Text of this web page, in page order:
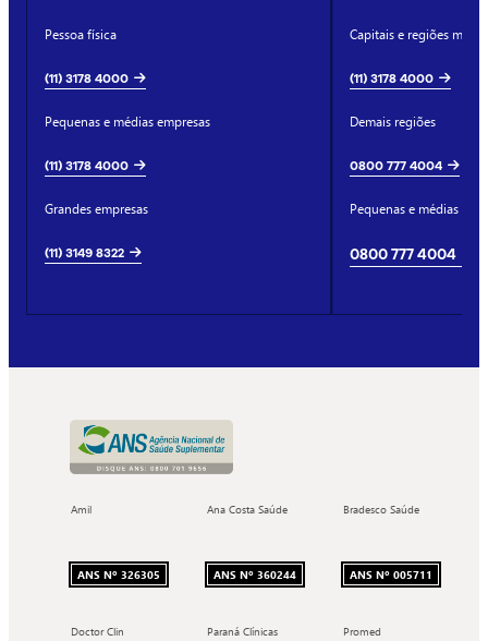
Pessoa física
(11) 3178 4000
Pequenas e médias empresas
(11) 3178 4000
Grandes empresas
(11) 3149 8322
Capitais e regiões
(11) 3178 4000
Demais regiões
0800 777 4004
Pequenas e médias
0800 777 4004
Amil
ANS Nº 326305
Ana Costa Saúde
ANS Nº 360244
Bradesco Saúde
ANS Nº 005711
Doctor Clin Paraná Clínicas Promed